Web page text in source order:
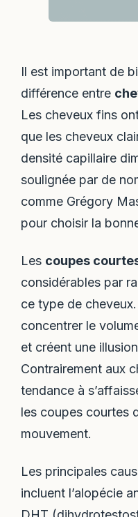
Il est important de
différence entre
Les cheveux fins
que les cheveux
densité capillaire
soulignée par de
comme Grégory
pour choisir la
Les coupes
considérables par
ce type de
concentrer le
et créent une
Contrairement aux
tendance à
les coupes courtes
mouvement.
Les principales
incluent l’alopécie